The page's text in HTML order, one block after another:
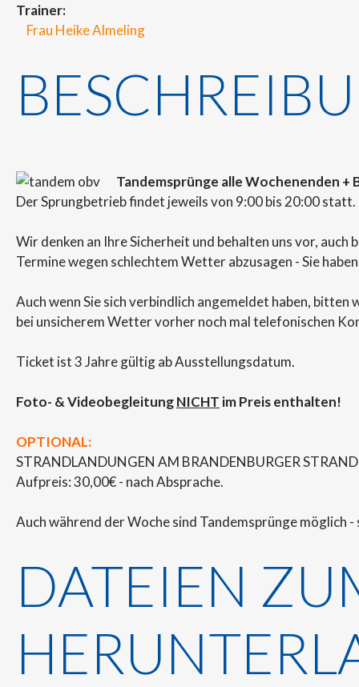
Trainer:
Frau Heike Almeling
Tandemsprünge alle Wochenenden +
Der Sprungbetrieb findet jeweils von 9:00 bis 20:00 statt.
Wir denken an Ihre Sicherheit und behalten uns vor, auch
Termine wegen schlechtem Wetter abzusagen - Sie
Auch wenn Sie sich verbindlich angemeldet haben, bitten
bei unsicherem Wetter vorher noch mal telefonischen
Ticket ist 3 Jahre gültig ab Ausstellungsdatum.
Foto- & VideobegleitungNICHT im Preis enthalten!
OPTIONAL:
STRANDLANDUNGEN AM BRANDENBURGER STRAND
Aufpreis: 30,00€ - nach Absprache.
Auch während der Woche sind Tandemsprünge möglich -
DATEIEN